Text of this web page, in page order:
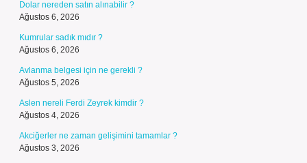
Dolar nereden satın alınabilir ?
Ağustos 6, 2026
Kumrular sadık mıdır ?
Ağustos 6, 2026
Avlanma belgesi için ne gerekli ?
Ağustos 5, 2026
Aslen nereli Ferdi Zeyrek kimdir ?
Ağustos 4, 2026
Akciğerler ne zaman gelişimini tamamlar ?
Ağustos 3, 2026